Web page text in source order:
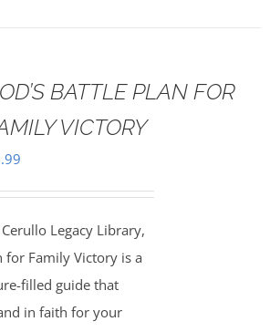
BATTLE PLAN FOR
VICTORY
Legacy Library,
for Family Victory is a
filled guide that
in faith for your